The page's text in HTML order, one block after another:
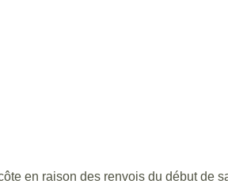
en raison des renvois du début de